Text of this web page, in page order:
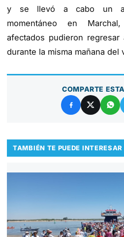
y se llevó a cabo un
momentáneo en
afectados pudieron regresar
durante la misma mañana del
COMPARTE
TAMBIÉN TE PUEDE INTERESAR